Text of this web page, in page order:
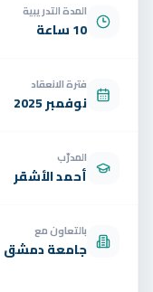
المدة التدريبية
10 ساعة
فترة الانعقاد
نوفمبر 2025
المدرّب
أحمد الأشقر
بالتعاون مع
جامعة دمشق